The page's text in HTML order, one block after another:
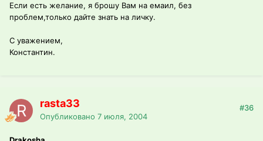
Если есть желание, я брошу Вам на емаил, без
проблем,только дайте знать на личку.
С уважением,
Константин.
rasta33
Опубликовано 7 июля, 2004
#36